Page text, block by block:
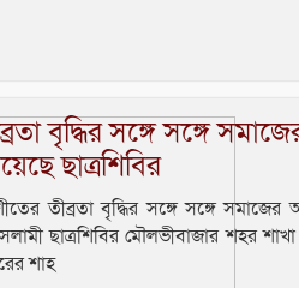
বৃদ্ধির সঙ্গে সঙ্গে
ছাত্রশিবির
তীব্রতা বৃদ্ধির সঙ্গে সঙ্গে
ছাত্রশিবির মৌলভীবাজার শহর
শাহ